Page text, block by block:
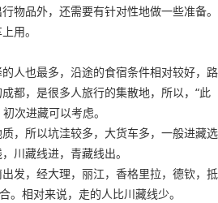
物品外，还需要有针对性地做一些准备。
用。
人也最多，沿途的食宿条件相对较好，路
都，是很多人旅行的集散地，所以，“此
次进藏可以考虑。
，所以坑洼较多，大货车多，一般进藏选
川藏线进，青藏线出。
发，经大理，丽江，香格里拉，德钦，抵
。相对来说，走的人比川藏线少。